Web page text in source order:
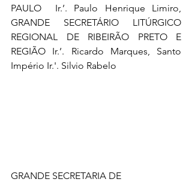
PAULO  Ir.’. Paulo Henrique Limiro,
GRANDE SECRETÁRIO LITÚRGICO
REGIONAL DE RIBEIRÃO PRETO E
REGIÃO Ir.’. Ricardo Marques, Santo
Império Ir.'. Silvio Rabelo
GRANDE SECRETARIA DE